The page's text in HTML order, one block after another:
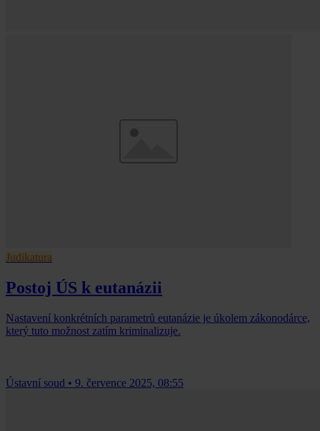
Judikatura
Postoj ÚS k eutanázii
Nastavení konkrétních parametrů eutanázie je úkolem zákonodárce,
který tuto možnost zatím kriminalizuje.
Ústavní soud • 9. července 2025, 08:55